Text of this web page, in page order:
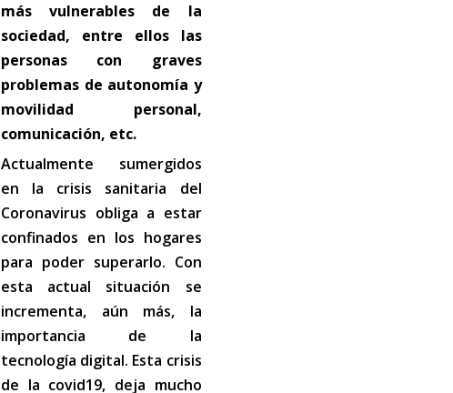
más vulnerables de la
sociedad, entre ellos las
personas con graves
problemas de autonomía y
movilidad personal,
comunicación, etc.
Actualmente sumergidos
en la crisis sanitaria del
Coronavirus obliga a estar
confinados en los hogares
para poder superarlo. Con
esta actual situación se
incrementa, aún más, la
importancia de la
tecnología digital. Esta crisis
de la covid19, deja mucho